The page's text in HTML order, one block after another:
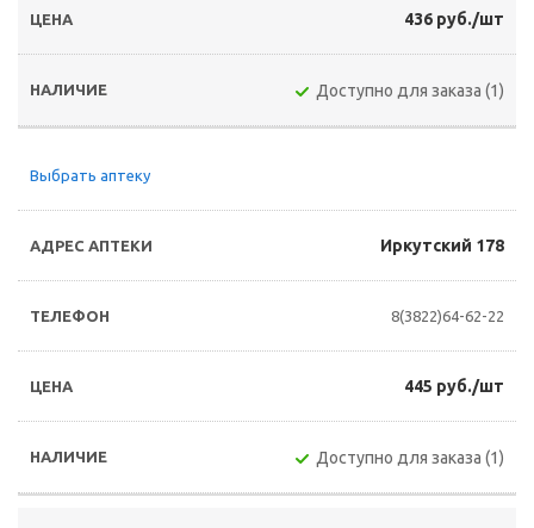
436 руб./шт
Доступно для заказа (1)
Выбрать аптеку
Иркутский 178
8(3822)64-62-22
445 руб./шт
Доступно для заказа (1)